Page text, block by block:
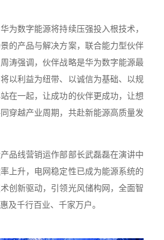
为数字能源将持续压强投入根技术，
的产品与解决方案，联合能力型伙伴
涛强调，伙伴战略是华为数字能源最
以利益为纽带、以诚信为基础、以规
在一起，让成功的伙伴更成功，让想
穿越产业周期，共赴新能源高质量发
品线营销运作部部长武磊磊在演讲中
上升，电网稳定性已成为能源系统的
创新驱动，引领光风储构网，全面智
及千行百业、千家万户。